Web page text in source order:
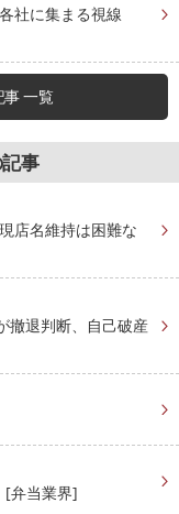
社に集まる視線
事 一覧
事
店名維持は困難な
退判断、自己破産
弁当業界]